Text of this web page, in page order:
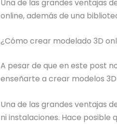
Una de las grandes ventajas
online, además de una
¿Cómo crear modelado 3D
A pesar de que en este post
enseñarte a crear modelos
Una de las grandes ventajas
ni instalaciones. Hace